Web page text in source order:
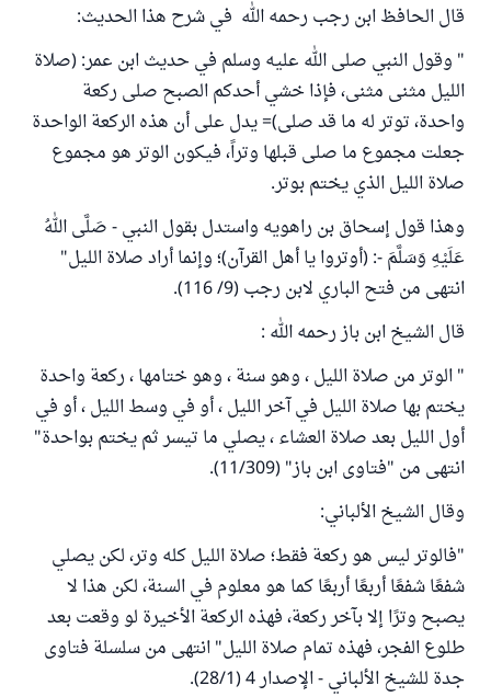
قال الحافظ ابن رجب رحمه الله في شرح هذا الحديث:
" وقول النبي صلى الله عليه وسلم في حديث ابن عمر: (صلاة
الليل مثنى مثنى، فإذا خشي أحدكم الصبح صلى ركعة
واحدة، توتر له ما قد صلى)= يدل على أن هذه الركعة الواحدة
جعلت مجموع ما صلى قبلها وتراً، فيكون الوتر هو مجموع
صلاة الليل الذي يختم بوتر.
وهذا قول إسحاق بن راهويه واستدل بقول النبي - صَلَّى اللهُ
عَلَيْهِ وَسَلَّمَ -: (أوتروا يا أهل القرآن)؛ وإنما أراد صلاة الليل"
انتهى من فتح الباري لابن رجب (9/ 116).
قال الشيخ ابن باز رحمه الله :
" الوتر من صلاة الليل ، وهو سنة ، وهو ختامها ، ركعة واحدة
يختم بها صلاة الليل في آخر الليل ، أو في وسط الليل ، أو في
أول الليل بعد صلاة العشاء ، يصلي ما تيسر ثم يختم بواحدة"
انتهى من "فتاوى ابن باز" (11/309).
وقال الشيخ الألباني:
"فالوتر ليس هو ركعة فقط؛ صلاة الليل كله وتر، لكن يصلي
شفعًا شفعًا أربعًا أربعًا كما هو معلوم في السنة، لكن هذا لا
يصبح وترًا إلا بآخر ركعة، فهذه الركعة الأخيرة لو وقعت بعد
طلوع الفجر، فهذه تمام صلاة الليل" انتهى من سلسلة فتاوى
جدة للشيخ الألباني - الإصدار 4 (28/1).